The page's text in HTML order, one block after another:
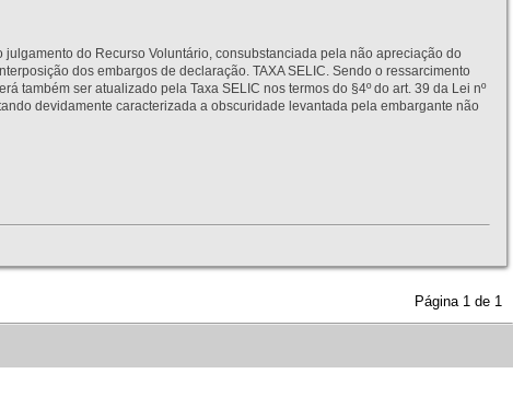
do Recurso Voluntário, consubstanciada pela não apreciação do
dos embargos de declaração. TAXA SELIC. Sendo o ressarcimento
também ser atualizado pela Taxa SELIC nos termos do §4º do art. 39 da Lei nº
devidamente caracterizada a obscuridade levantada pela embargante não
Página 1 de 1